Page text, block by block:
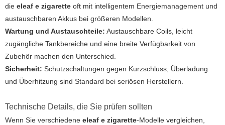
die eleaf e zigarette oft mit intelligentem Energiemanagement und
austauschbaren Akkus bei größeren Modellen.
Wartung und Austauschteile: Austauschbare Coils, leicht
zugängliche Tankbereiche und eine breite Verfügbarkeit von
Zubehör machen den Unterschied.
Sicherheit: Schutzschaltungen gegen Kurzschluss, Überladung
und Überhitzung sind Standard bei seriösen Herstellern.
Technische Details, die Sie prüfen sollten
Wenn Sie verschiedene eleaf e zigarette-Modelle vergleichen,